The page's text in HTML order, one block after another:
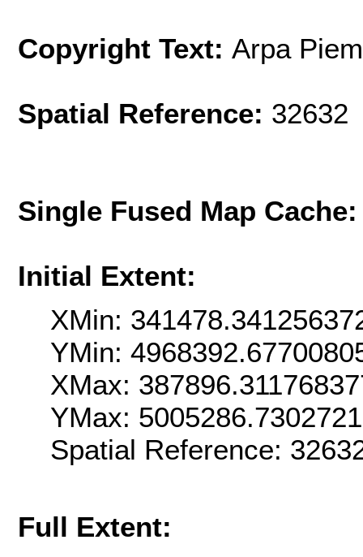
Copyright Text: Arpa
Spatial Reference: 32632
Single Fused Map
Initial Extent:
XMin:
YMin:
XMax:
YMax:
Spatial Reference:
Full Extent: